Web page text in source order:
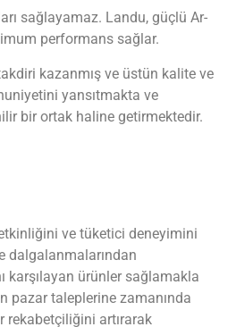
sağlayamaz. Landu, güçlü Ar-
performans sağlar.
kazanmış ve üstün kalite ve
yansıtmakta ve
bir ortak haline getirmektedir.
ve tüketici deneyimini
dalgalanmalarından
karşılayan ürünler sağlamakla
pazar taleplerine zamanında
rekabetçiliğini artırarak